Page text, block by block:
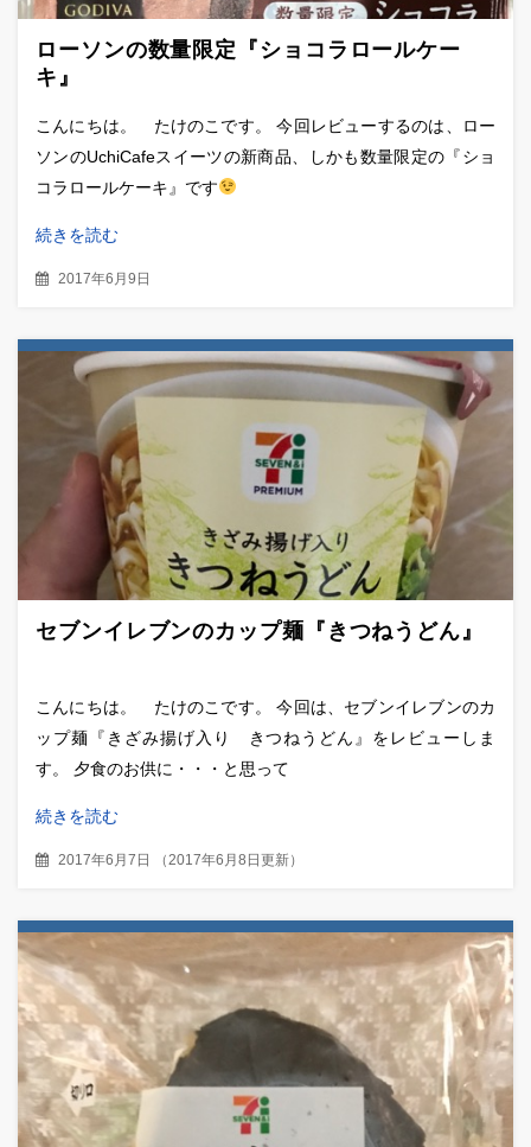
ローソンの数量限定『ショコラロールケー
キ』
こんにちは。 たけのこです。 今回レビューするのは、ロー
ソンのUchiCafeスイーツの新商品、しかも数量限定の『ショ
コラロールケーキ』です
続きを読む
2017年6月9日
セブンイレブンのカップ麺『きつねうどん』
こんにちは。 たけのこです。 今回は、セブンイレブンのカ
ップ麺『きざみ揚げ入り きつねうどん』をレビューしま
す。 夕食のお供に・・・と思って
続きを読む
2017年6月7日 （ 2017年6月8日更新）